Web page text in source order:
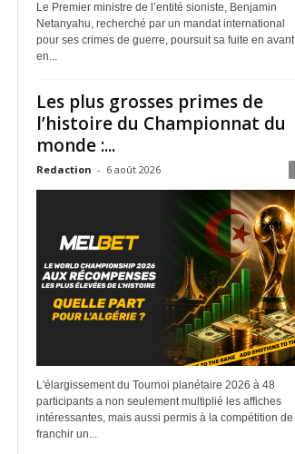
Le Premier ministre de l’entité sioniste, Benjamin
Netanyahu, recherché par un mandat international
pour ses crimes de guerre, poursuit sa fuite en avant
en...
Les plus grosses primes de
l’histoire du Championnat du
monde :...
Redaction - 6 août 2026
L'élargissement du Tournoi planétaire 2026 à 48
participants a non seulement multiplié les affiches
intéressantes, mais aussi permis à la compétition de
franchir un...